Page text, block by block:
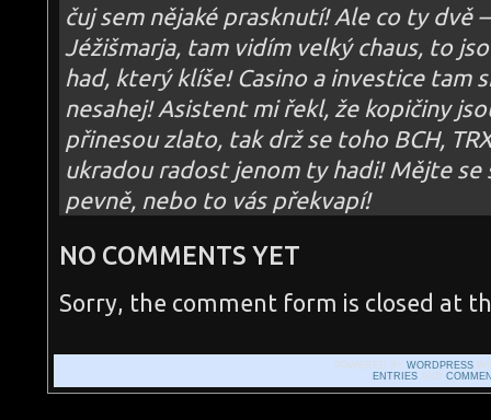
čuj sem nějaké prasknutí! Ale co ty dvě
Jéžišmarja, tam vidím velký chaus, to
had, který klíše! Casino a investice tam
nesahej! Asistent mi řekl, že kopičiny
přinesou zlato, tak drž se toho BCH,
ukradou radost jenom ty hadi! Mějte se
pevně, nebo to vás překvapí!
NO COMMENTS YET
Sorry, the comment form is closed at
POWERED BY WORDPRESS
ENTRIESAND